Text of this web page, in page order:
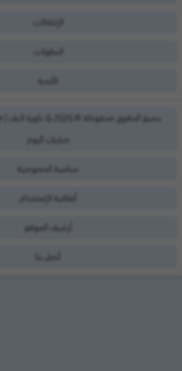
الإنتقالات
البطولات
الأندية
جميع الحقوق محفوظة ©
مباريات اليوم
سياسية الخصوصية
أتفاقية الإستخدام
أرشيف الموقع
أتصل بنا